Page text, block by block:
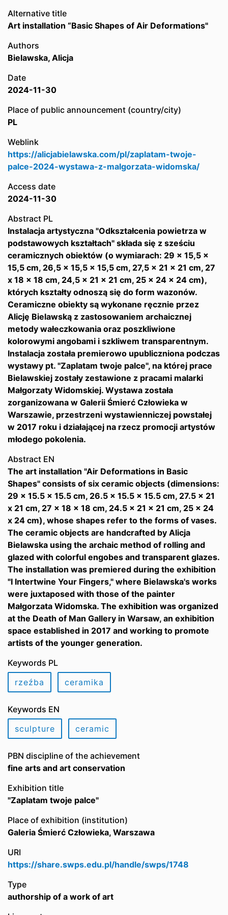
Alternative title
Art installation “Basic Shapes of Air Deformations"
Authors
Bielawska, Alicja
Date
2024-11-30
Place of public announcement (country/city)
PL
Weblink
https://alicjabielawska.com/pl/zaplatam-twoje-
palce-2024-wystawa-z-malgorzata-widomska/
Access date
2024-11-30
Abstract PL
Instalacja artystyczna "Odkształcenia powietrza w
podstawowych kształtach" składa się z sześciu
ceramicznych obiektów (o wymiarach: 29 x 15,5 x
15,5 cm, 26,5 x 15,5 x 15,5 cm, 27,5 x 21 x 21 cm, 27
x 18 x 18 cm, 24,5 x 21 x 21 cm, 25 x 24 x 24 cm),
których kształty odnoszą się do form wazonów.
Ceramiczne obiekty są wykonane ręcznie przez
Alicję Bielawską z zastosowaniem archaicznej
metody wałeczkowania oraz poszkliwione
kolorowymi angobami i szkliwem transparentnym.
Instalacja została premierowo upubliczniona podczas
wystawy pt. "Zaplatam twoje palce", na której prace
Bielawskiej zostały zestawione z pracami malarki
Małgorzaty Widomskiej. Wystawa została
zorganizowana w Galerii Śmierć Człowieka w
Warszawie, przestrzeni wystawienniczej powstałej
w 2017 roku i działającej na rzecz promocji artystów
młodego pokolenia.
Abstract EN
The art installation "Air Deformations in Basic
Shapes" consists of six ceramic objects (dimensions:
29 x 15.5 x 15.5 cm, 26.5 x 15.5 x 15.5 cm, 27.5 x 21
x 21 cm, 27 x 18 x 18 cm, 24.5 x 21 x 21 cm, 25 x 24
x 24 cm), whose shapes refer to the forms of vases.
The ceramic objects are handcrafted by Alicja
Bielawska using the archaic method of rolling and
glazed with colorful engobes and transparent glazes.
The installation was premiered during the exhibition
"I Intertwine Your Fingers," where Bielawska's works
were juxtaposed with those of the painter
Małgorzata Widomska. The exhibition was organized
at the Death of Man Gallery in Warsaw, an exhibition
space established in 2017 and working to promote
artists of the younger generation.
Keywords PL
rzeźba
ceramika
Keywords EN
sculpture
ceramic
PBN discipline of the achievement
fine arts and art conservation
Exhibition title
"Zaplatam twoje palce"
Place of exhibition (institution)
Galeria Śmierć Człowieka, Warszawa
URI
https://share.swps.edu.pl/handle/swps/1748
Type
authorship of a work of art